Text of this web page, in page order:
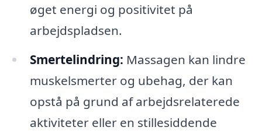
øget energi og positivitet på
arbejdspladsen.
Smertelindring: Massagen kan lindre
muskelsmerter og ubehag, der kan
opstå på grund af arbejdsrelaterede
aktiviteter eller en stillesiddende